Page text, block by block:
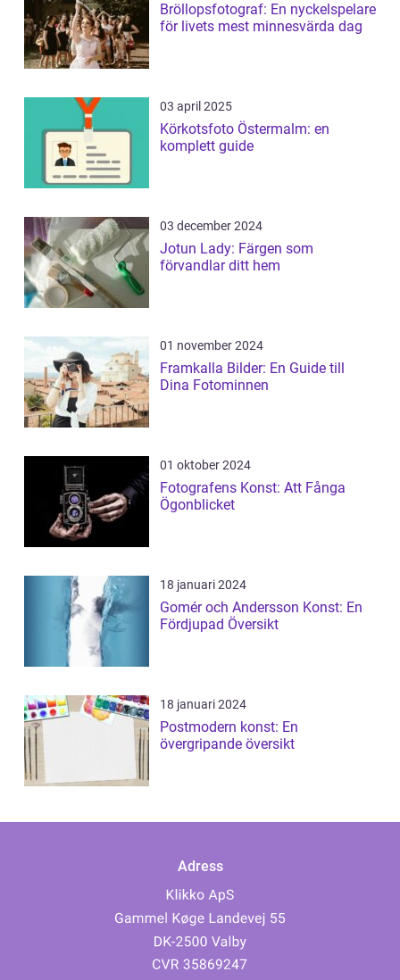
Bröllopsfotograf: En nyckelspelare
för livets mest minnesvärda dag
03 april 2025
Körkotsfoto Östermalm: en
komplett guide
03 december 2024
Jotun Lady: Färgen som
förvandlar ditt hem
01 november 2024
Framkalla Bilder: En Guide till
Dina Fotominnen
01 oktober 2024
Fotografens Konst: Att Fånga
Ögonblicket
18 januari 2024
Gomér och Andersson Konst: En
Fördjupad Översikt
18 januari 2024
Postmodern konst: En
övergripande översikt
Adress